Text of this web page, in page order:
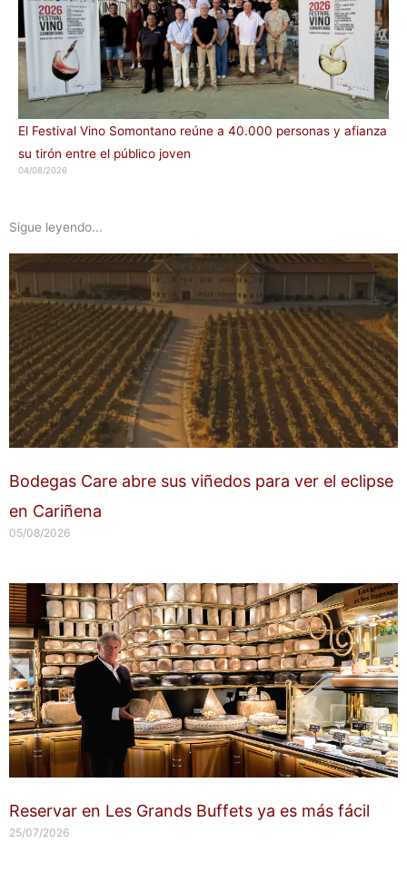
El Festival Vino Somontano reúne a 40.000 personas y afianza
su tirón entre el público joven
04/08/2026
Sigue leyendo...
Bodegas Care abre sus viñedos para ver el eclipse
en Cariñena
05/08/2026
Reservar en Les Grands Buffets ya es más fácil
25/07/2026